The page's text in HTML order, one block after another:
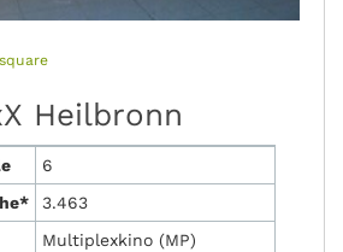
Heilbronn
6
3.463
Multiplexkino (MP)